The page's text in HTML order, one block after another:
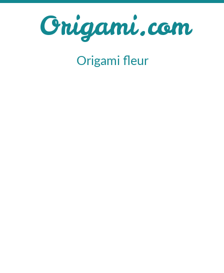
Origami fleur
Origami.com